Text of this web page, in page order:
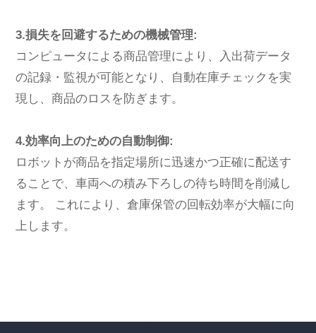
3.損失を回避するための機械管理:
コンピュータによる商品管理により、入出荷データ
の記録・監視が可能となり、自動在庫チェックを実
現し、商品のロスを防ぎます。
4.効率向上のための自動制御:
ロボットが商品を指定場所に迅速かつ正確に配送す
ることで、車両への積み下ろしの待ち時間を削減し
ます。 これにより、倉庫保管の回転効率が大幅に向
上します。